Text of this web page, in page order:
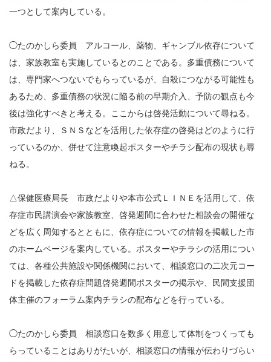
一つとして案内している。
◯たのかしら委員 アルコール、薬物、ギャンブル依存について
は、家族教室も実施しているとのことである。多重債務について
は、専門家へつないでもらっているが、自殺につながる可能性も
あるため、多重債務の状況に陥る前の早期介入、予防の観点も今
後は強化すべきと考える。ここからは啓発活動について尋ねる。
市政だより、ＳＮＳなどを活用した依存症の啓発はどのように行
っているのか、併せて注意喚起ポスターやチラシ配布の現状も尋
ねる。
△保健医療局長 市政だよりや本市公式ＬＩＮＥを活用して、依
存症市民講演会や家族教室、啓発週間に合わせた相談会の開催な
どを広く周知するとともに、依存症についての情報を掲載した市
のホームページを案内している。ポスターやチラシの活用につい
ては、各種公共施設や関係機関において、相談窓口の二次元コー
ドを掲載した依存症問題啓発週間ポスターの掲示や、民間支援団
体主催のフォーラム案内チラシの配布などを行っている。
◯たのかしら委員 相談窓口を数多く用意して体制をつくっても
らっていることはありがたいが、相談窓口の情報が伝わりづらい